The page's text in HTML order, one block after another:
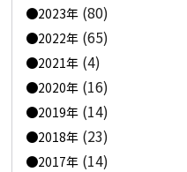
2023年 (80)
2022年 (65)
2021年 (4)
2020年 (16)
2019年 (14)
2018年 (23)
2017年 (14)